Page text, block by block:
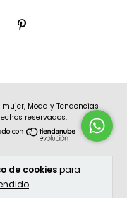
de cookiespara
mujer, Moda y Tendencias -
reservados.